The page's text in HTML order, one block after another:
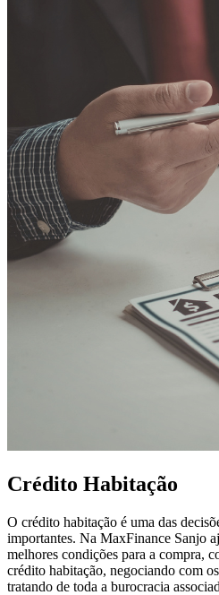
Crédito Habitação
O crédito habitação é uma das
importantes. Na MaxFinance Sanjo
melhores condições para a compra,
crédito habitação, negociando com
tratando de toda a burocracia